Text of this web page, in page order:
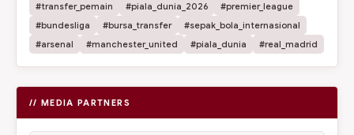
#transfer_pemain #piala_dunia_2026
#premier_league
#bundesliga
#bursa_transfer
#sepak_bola_internasional
#arsenal
#manchester_united #piala_dunia #real_madrid
// MEDIA PARTNERS